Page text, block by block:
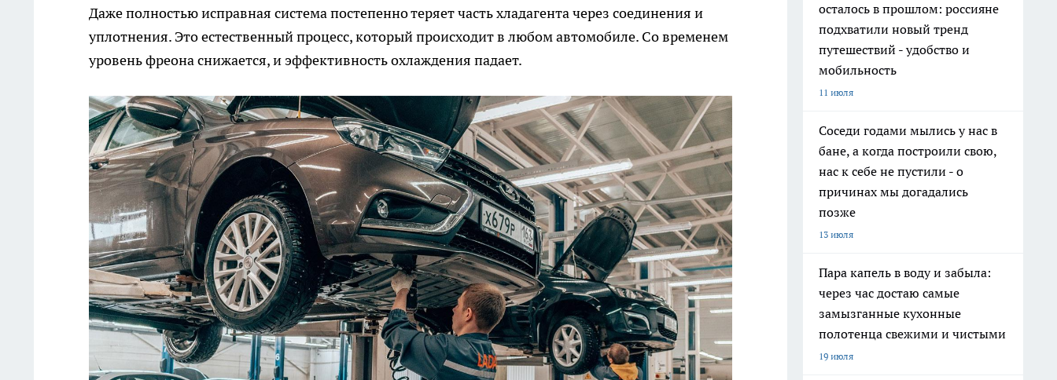
Даже полностью исправная система постепенно теряет часть хладагента через соединения и
уплотнения. Это естественный процесс, который происходит в любом автомобиле. Со временем
уровень фреона снижается, и эффективность охлаждения падает.
осталось в прошлом: россияне
подхватили новый тренд
путешествий - удобство и
мобильность
11 июля
Соседи годами мылись у нас в
бане, а когда построили свою,
нас к себе не пустили - о
причинах мы догадались
позже
13 июля
Пара капель в воду и забыла:
через час достаю самые
замызганные кухонные
полотенца свежими и чистыми
19 июля